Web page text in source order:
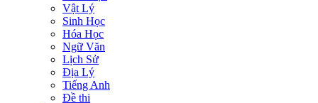
Vật Lý
Sinh Học
Hóa Học
Ngữ Văn
Lịch Sử
Địa Lý
Tiếng Anh
Đề thi